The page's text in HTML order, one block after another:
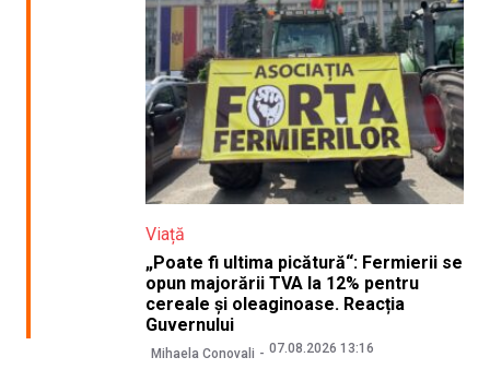
Viață
„Poate fi ultima picătură“: Fermierii se
opun majorării TVA la 12% pentru
cereale și oleaginoase. Reacția
Guvernului
Mihaela Conovali 07.08.2026 13:16